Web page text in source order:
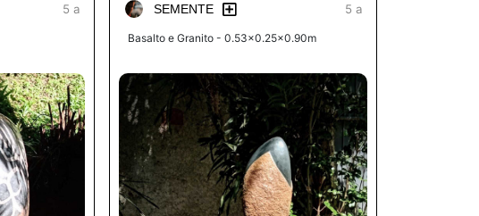
5 a SEMENTE 5 a
Basalto e Granito - 0.53x0.25x0.90m